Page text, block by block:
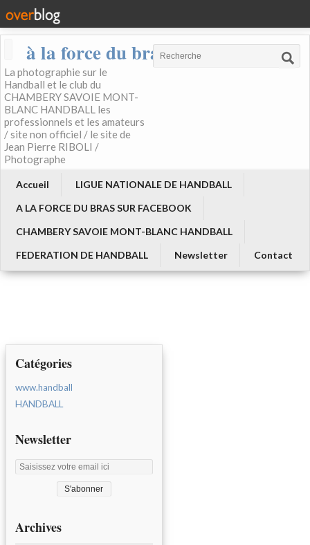
à la force du bras
La photographie sur le
Handball et le club du
CHAMBERY SAVOIE MONT-
BLANC HANDBALL les
professionnels et les amateurs
/ site non officiel / le site de
Jean Pierre RIBOLI /
Photographe
Accueil
LIGUE NATIONALE DE HANDBALL
A LA FORCE DU BRAS SUR FACEBOOK
CHAMBERY SAVOIE MONT-BLANC HANDBALL
FEDERATION DE HANDBALL
Newsletter Contact
Catégories
www.handball
HANDBALL
Newsletter
Archives